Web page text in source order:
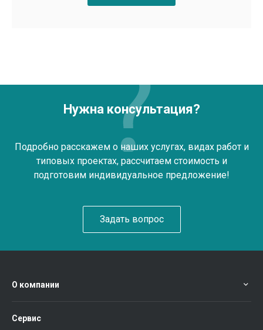
Нужна консультация?
Подробно расскажем о наших услугах, видах работ и
типовых проектах, рассчитаем стоимость и
подготовим индивидуальное предложение!
Задать вопрос
О компании
Сервис